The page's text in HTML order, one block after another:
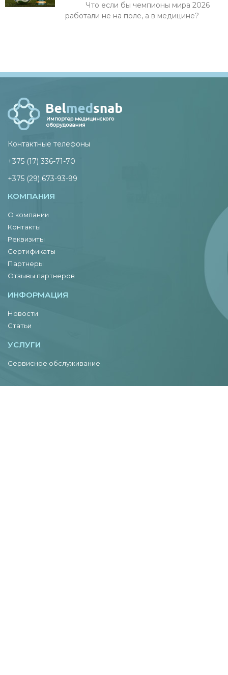
Что если бы чемпионы мира 2026
работали не на поле, а в медицине?
Контактные телефоны
+375 (17) 336-71-70
+375 (29) 673-93-99
КОМПАНИЯ
О компании
Контакты
Реквизиты
Сертификаты
Партнеры
Отзывы партнеров
ИНФОРМАЦИЯ
Новости
Статьи
УСЛУГИ
Сервисное обслуживание